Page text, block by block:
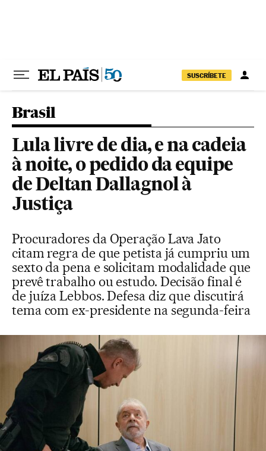
SUSCRÍBETE
Brasil
Lula livre de dia, e na cadeia
à noite, o pedido da equipe
de Deltan Dallagnol à
Justiça
Procuradores da Operação Lava Jato
citam regra de que petista já cumpriu um
sexto da pena e solicitam modalidade que
prevê trabalho ou estudo. Decisão final é
de juíza Lebbos. Defesa diz que discutirá
tema com ex-presidente na segunda-feira